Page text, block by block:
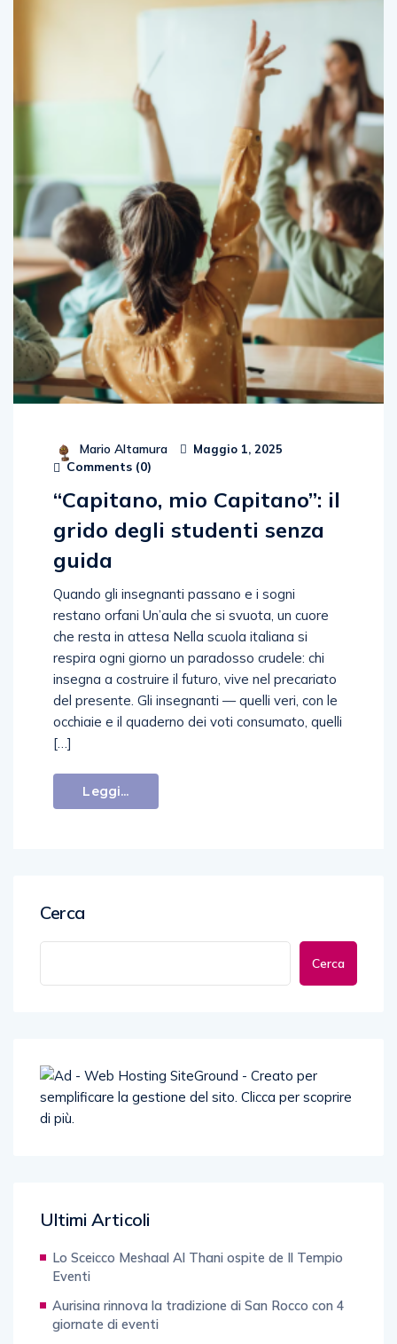
Mario Altamura Maggio 1, 2025
Comments (0)
“Capitano, mio Capitano”: il
grido degli studenti senza
guida
Quando gli insegnanti passano e i sogni
restano orfani Un’aula che si svuota, un cuore
che resta in attesa Nella scuola italiana si
respira ogni giorno un paradosso crudele: chi
insegna a costruire il futuro, vive nel precariato
del presente. Gli insegnanti — quelli veri, con le
occhiaie e il quaderno dei voti consumato, quelli
[…]
Leggi...
Cerca
Cerca
Ultimi Articoli
Lo Sceicco Meshaal Al Thani ospite de Il Tempio
Eventi
Aurisina rinnova la tradizione di San Rocco con 4
giornate di eventi